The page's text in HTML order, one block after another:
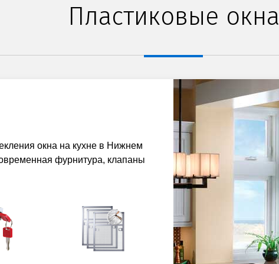
Пластиковые окна
окна на кухне в Нижнем
фурнитура, клапаны